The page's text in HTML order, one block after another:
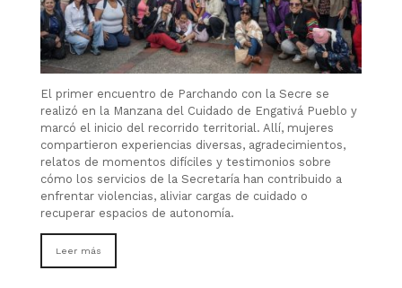
El primer encuentro de Parchando con la Secre se
realizó en la Manzana del Cuidado de Engativá Pueblo y
marcó el inicio del recorrido territorial. Allí, mujeres
compartieron experiencias diversas, agradecimientos,
relatos de momentos difíciles y testimonios sobre
cómo los servicios de la Secretaría han contribuido a
enfrentar violencias, aliviar cargas de cuidado o
recuperar espacios de autonomía.
Leer más